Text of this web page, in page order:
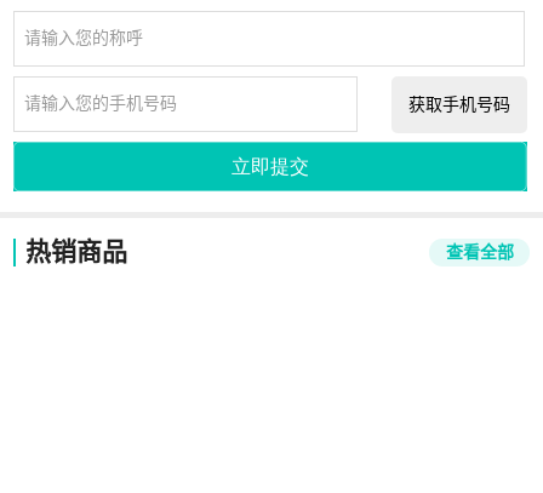
请输入您的称呼
请输入您的手机号码 获取手机号码
立即提交
热销商品 查看全部